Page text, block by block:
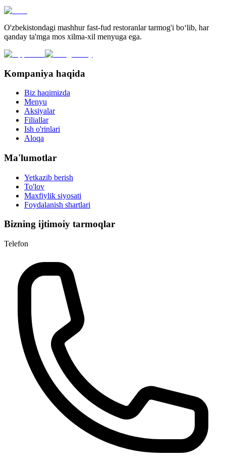
O'zbekistondagi mashhur fast-fud restoranlar tarmog'i bo‘lib, har
qanday ta'mga mos xilma-xil menyuga ega.
Kompaniya haqida
Biz haqimizda
Menyu
Aksiyalar
Filiallar
Ish o'rinlari
Aloqa
Ma'lumotlar
Yetkazib berish
To'lov
Maxfiylik siyosati
Foydalanish shartlari
Bizning ijtimoiy tarmoqlar
Telefon